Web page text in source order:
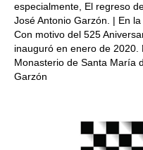
especialmente, El regreso
José Antonio Garzón. | En
Con motivo del 525
inauguró en enero de
Monasterio de Santa María
Garzón